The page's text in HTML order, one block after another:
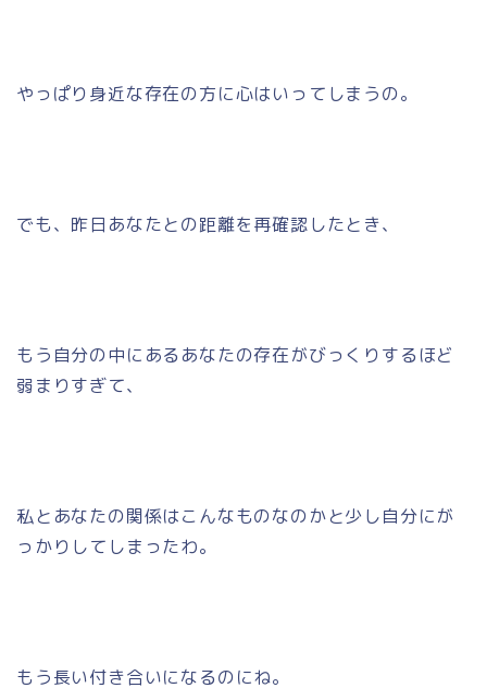
やっぱり身近な存在の方に心はいってしまうの。
でも、昨日あなたとの距離を再確認したとき、
もう自分の中にあるあなたの存在がびっくりするほど
弱まりすぎて、
私とあなたの関係はこんなものなのかと少し自分にが
っかりしてしまったわ。
もう長い付き合いになるのにね。